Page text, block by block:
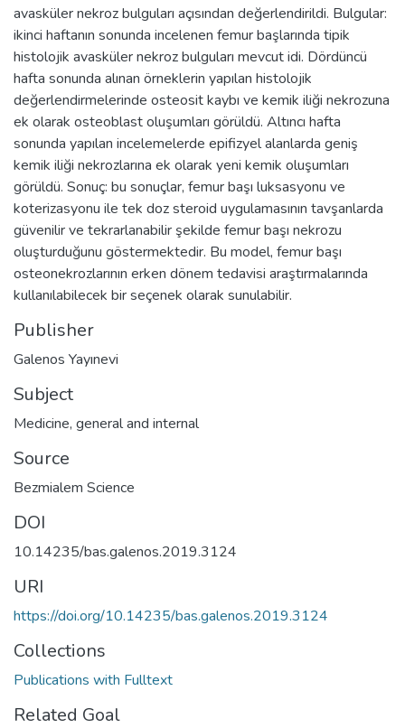
avasküler nekroz bulguları açısından değerlendirildi. Bulgular:
ikinci haftanın sonunda incelenen femur başlarında tipik
histolojik avasküler nekroz bulguları mevcut idi. Dördüncü
hafta sonunda alınan örneklerin yapılan histolojik
değerlendirmelerinde osteosit kaybı ve kemik iliği nekrozuna
ek olarak osteoblast oluşumları görüldü. Altıncı hafta
sonunda yapılan incelemelerde epifizyel alanlarda geniş
kemik iliği nekrozlarına ek olarak yeni kemik oluşumları
görüldü. Sonuç: bu sonuçlar, femur başı luksasyonu ve
koterizasyonu ile tek doz steroid uygulamasının tavşanlarda
güvenilir ve tekrarlanabilir şekilde femur başı nekrozu
oluşturduğunu göstermektedir. Bu model, femur başı
osteonekrozlarının erken dönem tedavisi araştırmalarında
kullanılabilecek bir seçenek olarak sunulabilir.
Publisher
Galenos Yayınevi
Subject
Medicine, general and internal
Source
Bezmialem Science
DOI
10.14235/bas.galenos.2019.3124
URI
https://doi.org/10.14235/bas.galenos.2019.3124
Collections
Publications with Fulltext
Related Goal